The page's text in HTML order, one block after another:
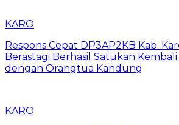
KARO
Respons Cepat DP3AP2KB Kab.
Berastagi Berhasil Satukan
dengan Orangtua Kandung
KARO